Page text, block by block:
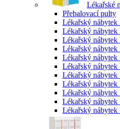
Lékařské
Přebalovací pulty
Lékařský
Lékařský
Lékařský
Lékařský
Lékařský
Lékařský
Lékařský
Lékařský nábytek
Lékařský
Lékařský
Lékařský